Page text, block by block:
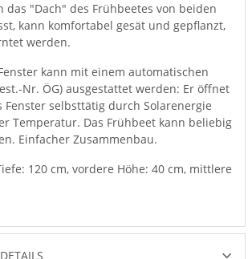
das "Dach" des Frühbeetes von beiden
kann komfortabel gesät und gepflanzt,
werden.
kann mit einem automatischen
Nr. ÖG) ausgestattet werden: Er öffnet
Fenster selbsttätig durch Solarenergie
Temperatur. Das Frühbeet kann beliebig
Einfacher Zusammenbau.
120 cm, vordere Höhe: 40 cm, mittlere